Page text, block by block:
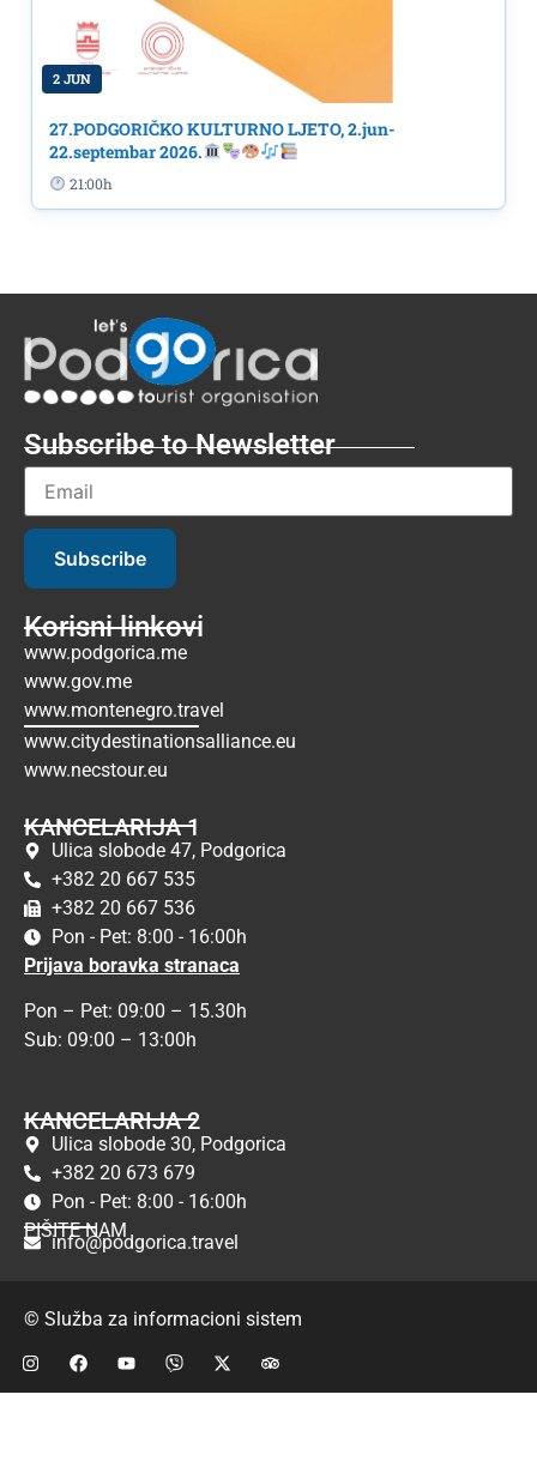
2 JUN
27.PODGORIČKO KULTURNO LJETO, 2.jun-
22.septembar 2026.
21:00h
Subscribe to Newsletter
Subscribe
Korisni linkovi
www.podgorica.me
www.gov.me
www.montenegro.travel
www.citydestinationsalliance.eu
www.necstour.eu
KANCELARIJA 1
Ulica slobode 47, Podgorica
+382 20 667 535
+382 20 667 536
Pon - Pet: 8:00 - 16:00h
Prijava boravka stranaca
Pon – Pet: 09:00 – 15.30h
Sub: 09:00 – 13:00h
KANCELARIJA 2
Ulica slobode 30, Podgorica
+382 20 673 679
Pon - Pet: 8:00 - 16:00h
PIŠITE NAM
info@podgorica.travel
© Služba za informacioni sistem